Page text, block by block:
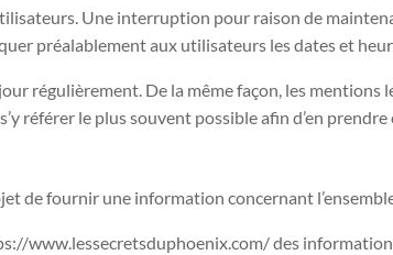
Une interruption pour raison de
préalablement aux utilisateurs les dates et
régulièrement. De la même façon, les
référer le plus souvent possible afin d’en prendre
de fournir une information concernant
www.lessecretsduphoenix.com/ des